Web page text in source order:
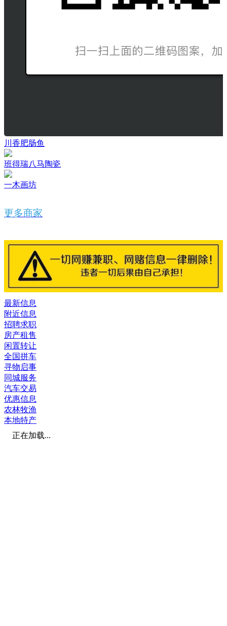
川香肥肠鱼
班得瑞八马陶瓷
一木画坊
更多商家
最新信息
附近信息
招聘求职
房产租售
闲置转让
全国拼车
寻物启事
同城服务
汽车交易
优惠信息
农林牧渔
本地特产
正在加载...